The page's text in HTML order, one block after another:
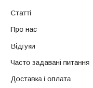
Статті
Про нас
Відгуки
Часто задавані питання
Доставка і оплата